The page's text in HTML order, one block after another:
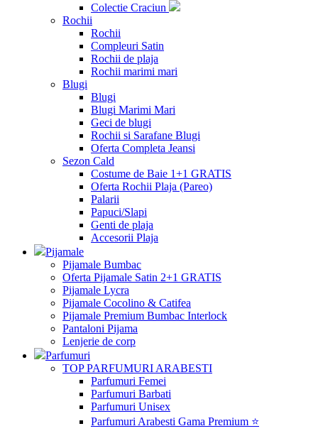
Colectie Craciun
Rochii
Rochii
Compleuri Satin
Rochii de plaja
Rochii marimi mari
Blugi
Blugi
Blugi Marimi Mari
Geci de blugi
Rochii si Sarafane Blugi
Oferta Completa Jeansi
Sezon Cald
Costume de Baie 1+1 GRATIS
Oferta Rochii Plaja (Pareo)
Palarii
Papuci/Slapi
Genti de plaja
Accesorii Plaja
Pijamale
Pijamale Bumbac
Oferta Pijamale Satin 2+1 GRATIS
Pijamale Lycra
Pijamale Cocolino & Catifea
Pijamale Premium Bumbac Interlock
Pantaloni Pijama
Lenjerie de corp
Parfumuri
TOP PARFUMURI ARABESTI
Parfumuri Femei
Parfumuri Barbati
Parfumuri Unisex
Parfumuri Arabesti Gama Premium ⭐